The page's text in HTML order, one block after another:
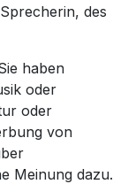
des
haben
oder
oder
von
Meinung dazu.